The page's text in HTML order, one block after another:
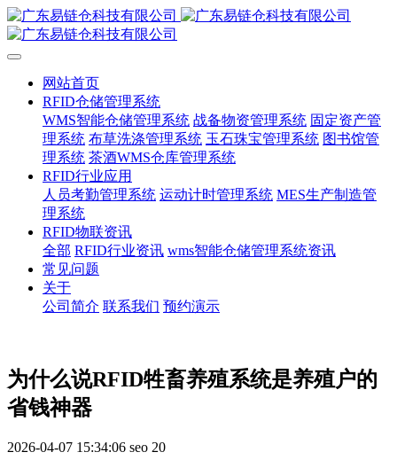
网站首页
RFID仓储管理系统
WMS智能仓储管理系统 战备物资管理系统 固定资产管
理系统 布草洗涤管理系统 玉石珠宝管理系统 图书馆管
理系统 茶酒WMS仓库管理系统
RFID行业应用
人员考勤管理系统 运动计时管理系统 MES生产制造管
理系统
RFID物联资讯
全部 RFID行业资讯 wms智能仓储管理系统资讯
常见问题
关于
公司简介 联系我们 预约演示
为什么说RFID牲畜养殖系统是养殖户的
省钱神器
2026-04-07 15:34:06 seo 20